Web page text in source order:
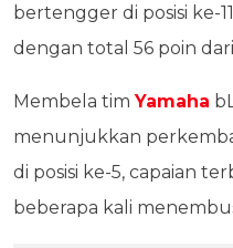
bertengger di posisi ke-
dengan total 56 poin
Membela timYamaha
menunjukkan
di posisi ke-5, capaian
beberapa kali